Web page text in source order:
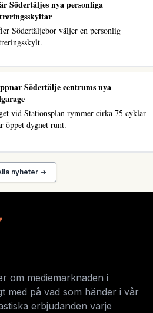
Södertäljes nya personliga
Södertäljebor väljer en personlig
Södertälje centrums nya
vid Stationsplan rymmer cirka 75 cyklar
öppet dygnet runt.
nyheter →
om mediemarknaden i
med på vad som händer i vår
erbjudanden varje